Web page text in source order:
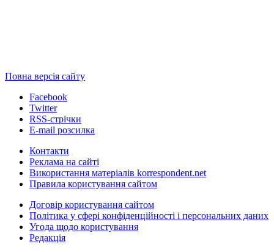
Повна версія сайту
Facebook
Twitter
RSS-стрічки
E-mail розсилка
Контакти
Реклама на сайті
Використання матеріалів korrespondent.net
Правила користування сайтом
Договір користування сайтом
Політика у сфері конфіденційності і персональних даних
Угода щодо користування
Редакція